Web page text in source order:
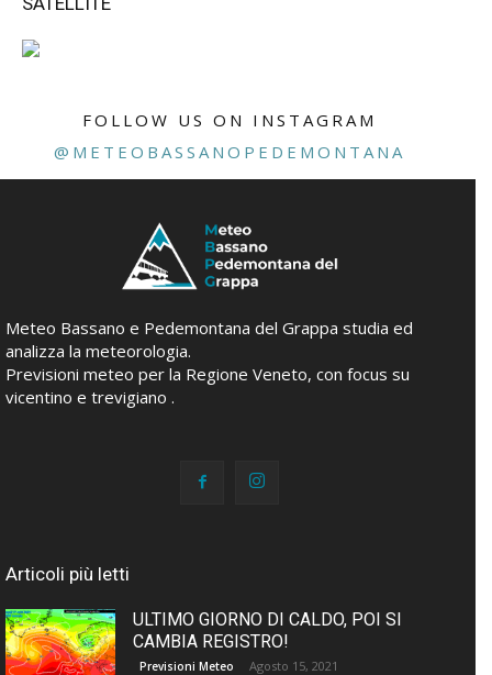
FOLLOW US ON INSTAGRAM
@METEOBASSANOPEDEMONTANA
Meteo Bassano e Pedemontana del Grappa studia ed
analizza la meteorologia.
Previsioni meteo per la Regione Veneto, con focus su
vicentino e trevigiano .
Articoli più letti
ULTIMO GIORNO DI CALDO, POI SI
CAMBIA REGISTRO!
Previsioni Meteo Agosto 15, 2021